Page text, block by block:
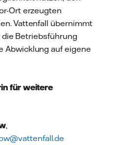
Ort erzeugten
Vattenfall übernimmt
Betriebsführung
Abwicklung auf eigene
für weitere
,